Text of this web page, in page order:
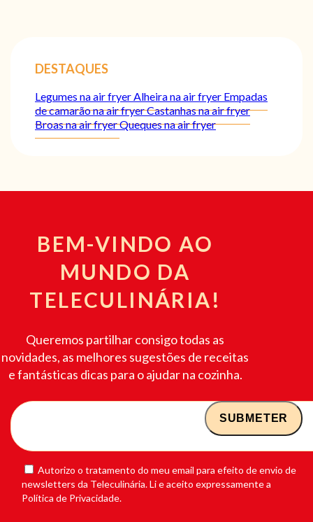
DESTAQUES
Legumes na air fryer Alheira na air fryer Empadas
de camarão na air fryerCastanhas na air fryer
Broas na air fryerQueques na air fryer
BEM-VINDO AO
MUNDO DA
TELECULINÁRIA!
Queremos partilhar consigo todas as
novidades, as melhores sugestões de receitas
e fantásticas dicas para o ajudar na cozinha.
Autorizo o tratamento do meu email para efeito de envio de
newsletters da Teleculinária. Li e aceito expressamente a
Política de Privacidade.